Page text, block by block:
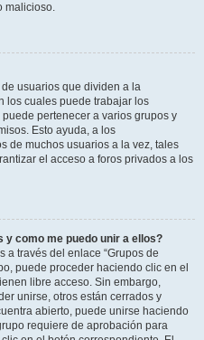
malicioso.
usuarios que dividen a la
los cuales puede trabajar los
pertenecer a varios grupos y
Esto ayuda, a los
de muchos usuarios a la vez, tales
el acceso a foros privados a los
y como me puedo unir a ellos?
a través del enlace “Grupos de
puede proceder haciendo clic en el
libre acceso. Sin embargo,
unirse, otros están cerrados y
abierto, puede unirse haciendo
requiere de aprobación para